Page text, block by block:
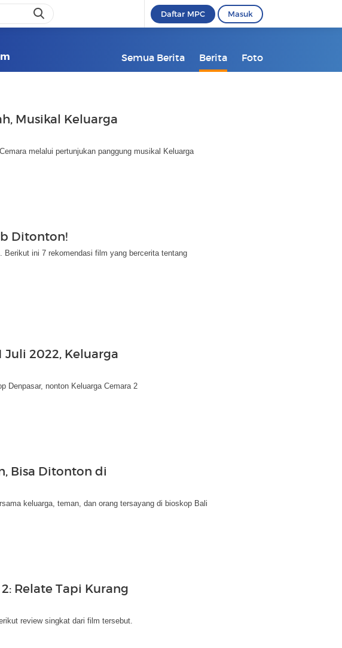
Daftar MPC Masuk
Semua Berita Berita Foto
Musikal Keluarga
melalui pertunjukan panggung musikal Keluarga
Ditonton!
ini 7 rekomendasi film yang bercerita tentang
Juli 2022, Keluarga
Denpasar, nonton Keluarga Cemara 2
Bisa Ditonton di
keluarga, teman, dan orang tersayang di bioskop Bali
Relate Tapi Kurang
review singkat dari film tersebut.